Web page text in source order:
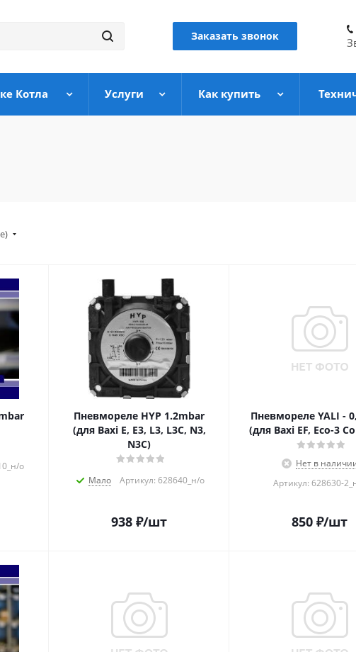
Заказать звонок
Котла Услуги Как купить
о
Пневмореле HYP 1.2mbar
(для Baxi E, E3, L3, L3C, N3,
N3C)
Мало Артикул: 628640_н/о
938 ₽/шт
Пневмореле YALI -
(для Baxi EF, Eco-3
Нет в
Артикул: 628630-
850 ₽/шт